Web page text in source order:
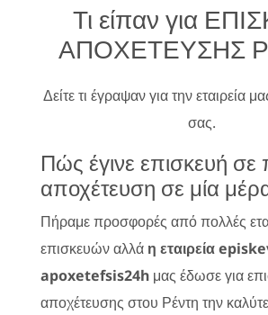
Τι είπαν για
ΑΠΟΧΕΤΕΥΣΗΣ
Δείτε τι έγραψαν για την εταιρεία
σας.
Πώς έγινε επισκευή σε
αποχέτευση σε μία
Πήραμε προσφορές από πολλές
επισκευών αλλά η εταιρεία
apoxetefsis24h μας έδωσε για
αποχέτευσης στου Ρέντη την